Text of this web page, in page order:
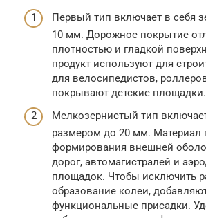
Первый тип включает в себя
10 мм. Дорожное покрытие
плотностью и гладкой
продукт используют для
для велосипедистов,
покрывают детские площадки.
Мелкозернистый тип
размером до 20 мм. Материал
формирования внешней
дорог, автомагистралей и
площадок. Чтобы исключить
образование колеи,
функциональные присадки.